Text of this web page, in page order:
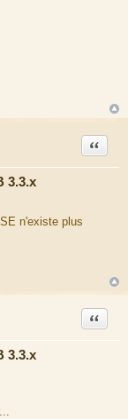
3.3.x
Citation
n'existe plus
3.3.x
Citation